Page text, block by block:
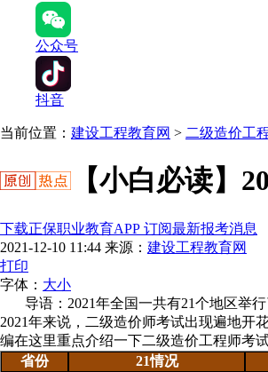
公众号
抖音
当前位置： 建设工程教育网 > 二级造价工
【小白必读】
下载正保职业教育APP 订阅最新报考消息
2021-12-10 11:44 来源： 建设工程教育网
打印
字体： 大小
导语：2021年全国一共有21个地区举行
2021年来说，二级造价师考试出现遍地开
编在这里重点介绍一下二级造价工程师考
省份
21情况